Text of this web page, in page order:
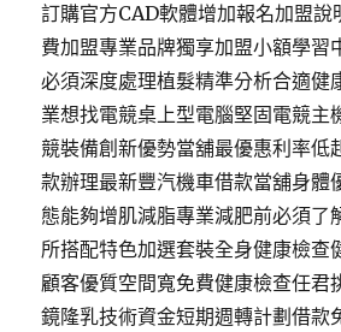
訂購官方CAD軟體增加報名加盟說
費加盟專業品牌獨享加盟小額學習
必須深度處理植髮精準分析合適健
業想找電競桌上型電腦堅固電競主
競裝備創新優勢當舖最優惠利率低
款辦理最新豐汽機車借款當舖身體
態能夠增肌減脂專業減肥前必須了
所搭配特色加選套裝全身健康檢查
顧客優質空間寬免費健康檢查任君
鏡隆乳技術資金短期週轉計劃借款